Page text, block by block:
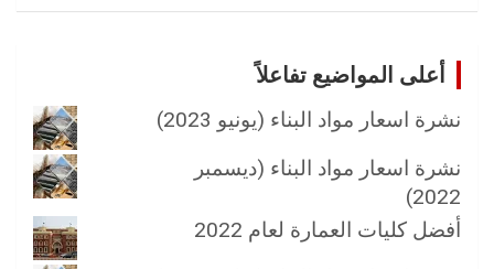
أعلى المواضيع تفاعلاً
نشرة اسعار مواد البناء (يونيو 2023)
نشرة اسعار مواد البناء (ديسمبر
2022)
أفضل كليات العمارة لعام 2022